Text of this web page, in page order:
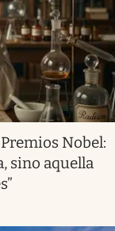
Nobel:
sino aquella